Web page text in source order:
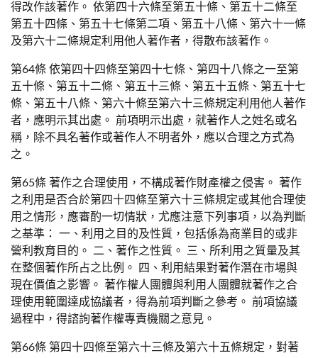
得改作該著作。 依第四十六條至第五十條、第五十二條至
第五十四條、第五十七條第二項、第五十八條、第六十一條
及第六十二條規定利用他人著作者，得散布該著作。
第64條 依第四十四條至第四十七條、第四十八條之一至第
五十條、第五十二條、第五十三條、第五十五條、第五十七
條、第五十八條、第六十條至第六十三條規定利用他人著作
者，應明示其出處。 前項明示出處，就著作人之姓名或名
稱，除不具名著作或著作人不明者外，應以合理之方式為
之。
第65條 著作之合理使用，不構成著作財產權之侵害。 著作
之利用是否合於第四十四條至第六十三條規定或其他合理使
用之情形，應審酌一切情狀，尤應注意下列事項，以為判斷
之基準： 一、利用之目的及性質，包括係為商業目的或非
營利教育目的。 二、著作之性質。 三、所利用之質量及其
在整個著作所占之比例。 四、利用結果對著作潛在市場與
現在價值之影響。 著作權人團體與利用人團體就著作之合
理使用範圍達成協議者，得為前項判斷之參考。 前項協議
過程中，得諮詢著作權專責機關之意見。
第66條 第四十四條至第六十三條及第六十五條規定，對著